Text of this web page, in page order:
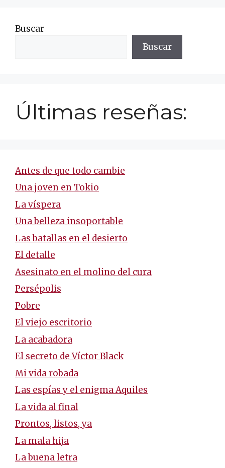
Buscar
Buscar
Últimas reseñas:
Antes de que todo cambie
Una joven en Tokio
La víspera
Una belleza insoportable
Las batallas en el desierto
El detalle
Asesinato en el molino del cura
Persépolis
Pobre
El viejo escritorio
La acabadora
El secreto de Víctor Black
Mi vida robada
Las espías y el enigma Aquiles
La vida al final
Prontos, listos, ya
La mala hija
La buena letra